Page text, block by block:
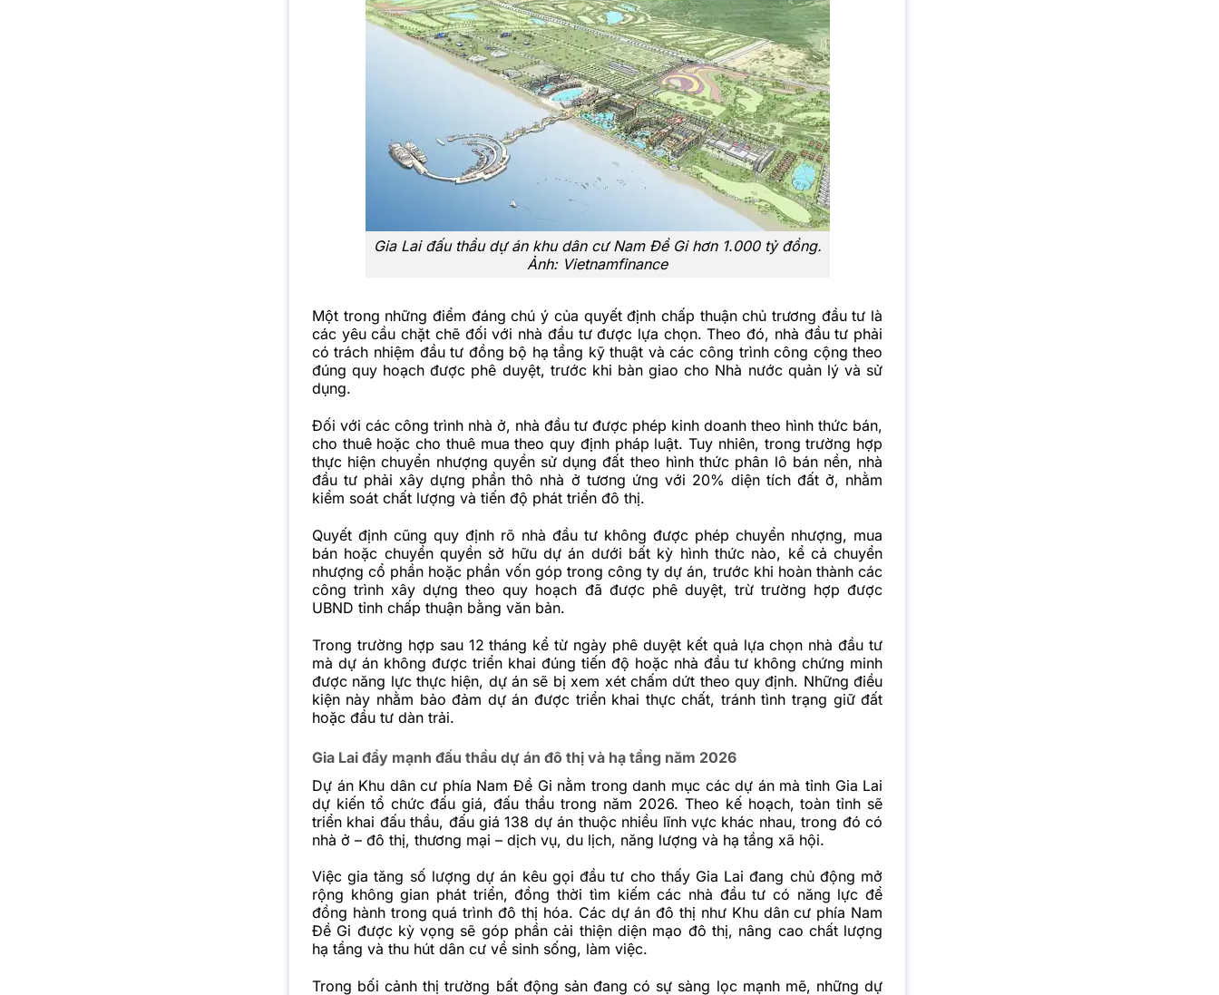
Gia Lai đấu thầu dự án khu dân cư Nam Đề Gi hơn 1.000 tỷ đồng.
Ảnh: Vietnamfinance
Một trong những điểm đáng chú ý của quyết định chấp thuận chủ trương đầu tư là
các yêu cầu chặt chẽ đối với nhà đầu tư được lựa chọn. Theo đó, nhà đầu tư phải
có trách nhiệm đầu tư đồng bộ hạ tầng kỹ thuật và các công trình công cộng theo
đúng quy hoạch được phê duyệt, trước khi bàn giao cho Nhà nước quản lý và sử
dụng.
Đối với các công trình nhà ở, nhà đầu tư được phép kinh doanh theo hình thức bán,
cho thuê hoặc cho thuê mua theo quy định pháp luật. Tuy nhiên, trong trường hợp
thực hiện chuyển nhượng quyền sử dụng đất theo hình thức phân lô bán nền, nhà
đầu tư phải xây dựng phần thô nhà ở tương ứng với 20% diện tích đất ở, nhằm
kiểm soát chất lượng và tiến độ phát triển đô thị.
Quyết định cũng quy định rõ nhà đầu tư không được phép chuyển nhượng, mua
bán hoặc chuyển quyền sở hữu dự án dưới bất kỳ hình thức nào, kể cả chuyển
nhượng cổ phần hoặc phần vốn góp trong công ty dự án, trước khi hoàn thành các
công trình xây dựng theo quy hoạch đã được phê duyệt, trừ trường hợp được
UBND tỉnh chấp thuận bằng văn bản.
Trong trường hợp sau 12 tháng kể từ ngày phê duyệt kết quả lựa chọn nhà đầu tư
mà dự án không được triển khai đúng tiến độ hoặc nhà đầu tư không chứng minh
được năng lực thực hiện, dự án sẽ bị xem xét chấm dứt theo quy định. Những điều
kiện này nhằm bảo đảm dự án được triển khai thực chất, tránh tình trạng giữ đất
hoặc đầu tư dàn trải.
Gia Lai đẩy mạnh đấu thầu dự án đô thị và hạ tầng năm 2026
Dự án Khu dân cư phía Nam Đề Gi nằm trong danh mục các dự án mà tỉnh Gia Lai
dự kiến tổ chức đấu giá, đấu thầu trong năm 2026. Theo kế hoạch, toàn tỉnh sẽ
triển khai đấu thầu, đấu giá 138 dự án thuộc nhiều lĩnh vực khác nhau, trong đó có
nhà ở – đô thị, thương mại – dịch vụ, du lịch, năng lượng và hạ tầng xã hội.
Việc gia tăng số lượng dự án kêu gọi đầu tư cho thấy Gia Lai đang chủ động mở
rộng không gian phát triển, đồng thời tìm kiếm các nhà đầu tư có năng lực để
đồng hành trong quá trình đô thị hóa. Các dự án đô thị như Khu dân cư phía Nam
Đề Gi được kỳ vọng sẽ góp phần cải thiện diện mạo đô thị, nâng cao chất lượng
hạ tầng và thu hút dân cư về sinh sống, làm việc.
Trong bối cảnh thị trường bất động sản đang có sự sàng lọc mạnh mẽ, những dự